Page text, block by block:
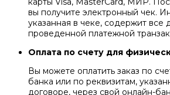
вы получите электронный чек.
указанная в чеке, содержит все
проведенной платежной
Оплата по счету для
Вы можете оплатить заказ по
банка или по реквизитам,
договоре, через свой онлайн-